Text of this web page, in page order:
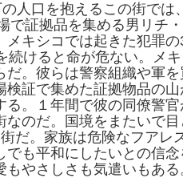
人口を抱えるこの街では
で証拠品を集める男リチ
キシコでは起きた犯罪の
けると命が危ない。メキ
。彼らは警察組織や軍を
検証で集めた証拠物品の
。１年間で彼の同僚警官
なのだ。国境をまたいで
だ。家族は危険なフアレ
も平和にしたいとの信念
やさしさも気遣いもある